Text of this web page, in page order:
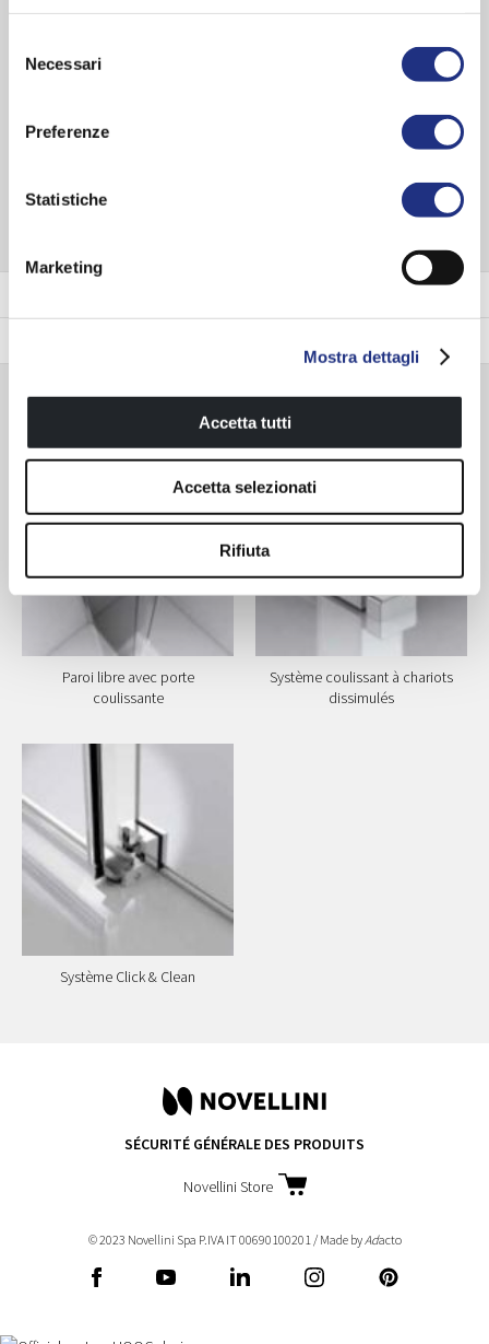
delNecessari
Preferenze
Statistiche
Marketing
Mostra dettagli
Accetta tutti
Accetta selezionati
Rifiuta
Compléments
Paroi libre avec porte
coulissante
Système coulissant à chariots
dissimulés
Système Click & Clean
SÉCURITÉ GÉNÉRALE DES PRODUITS
Novellini Store
© 2023 Novellini Spa P.IVA IT 00690100201 / Made by Adacto